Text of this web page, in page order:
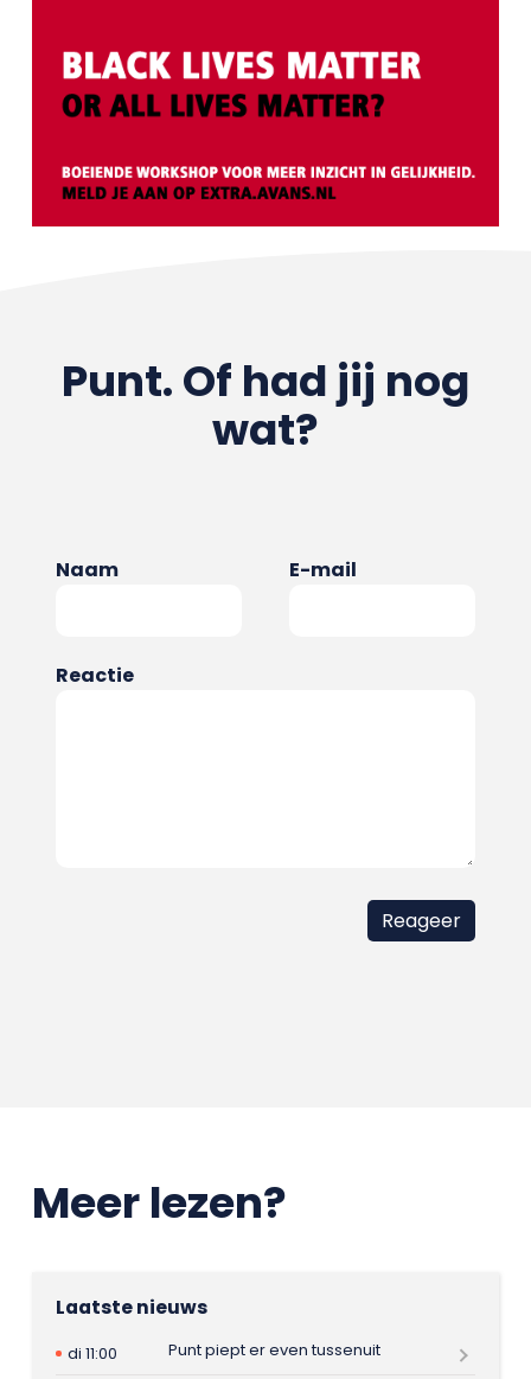
Punt. Of had jij nog
wat?
Naam E-mail
Reactie
Meer lezen?
Laatste nieuws
di 11:00
Punt piept er even tussenuit